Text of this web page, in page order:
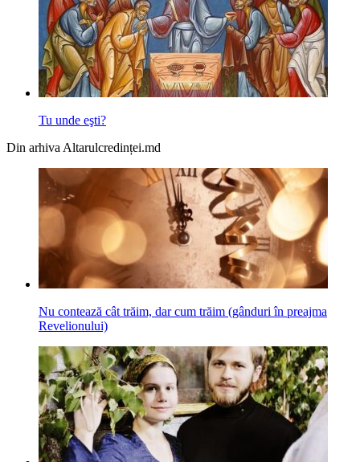
Tu unde eşti?
Din arhiva Altarulcredinței.md
Nu contează cât trăim, dar cum trăim (gânduri în preajma
Revelionului)